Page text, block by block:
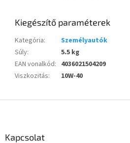
Kiegészítő paraméterek
Kategória:
Személyautók
Súly:
5.5 kg
EAN vonalkód: 4036021504209
Viszkozitás: 10W-40
Kapcsolat